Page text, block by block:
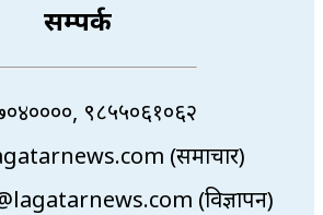
सम्पर्क
९८५५०६१०६२
(समाचार)
(विज्ञापन)